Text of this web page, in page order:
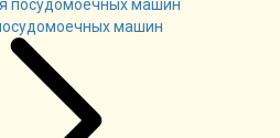
машин